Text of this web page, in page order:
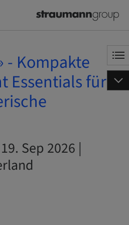
- Kompakte
Essentials für
Sep 2026 |